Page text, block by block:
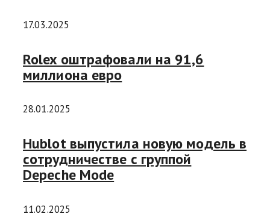
17.03.2025
Rolex оштрафовали на 91,6
миллиона евро
28.01.2025
Hublot выпустила новую модель в
сотрудничестве с группой
Depeche Mode
11.02.2025